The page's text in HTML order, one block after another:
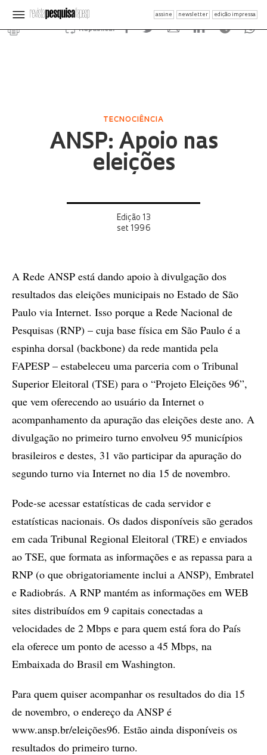
assine newsletter edição impressa
Republicar
TECNOCIÊNCIA
ANSP: Apoio nas
eleições
Edição 13
set 1996
A Rede ANSP está dando apoio à divulgação dos
resultados das eleições municipais no Estado de São
Paulo via Internet. Isso porque a Rede Nacional de
Pesquisas (RNP) – cuja base física em São Paulo é a
espinha dorsal (backbone) da rede mantida pela
FAPESP – estabeleceu uma parceria com o Tribunal
Superior Eleitoral (TSE) para o “Projeto Eleições 96”,
que vem oferecendo ao usuário da Internet o
acompanhamento da apuração das eleições deste ano. A
divulgação no primeiro turno envolveu 95 municípios
brasileiros e destes, 31 vão participar da apuração do
segundo turno via Internet no dia 15 de novembro.
Pode-se acessar estatísticas de cada servidor e
estatísticas nacionais. Os dados disponíveis são gerados
em cada Tribunal Regional Eleitoral (TRE) e enviados
ao TSE, que formata as informações e as repassa para a
RNP (o que obrigatoriamente inclui a ANSP), Embratel
e Radiobrás. A RNP mantém as informações em WEB
sites distribuídos em 9 capitais conectadas a
velocidades de 2 Mbps e para quem está fora do País
ela oferece um ponto de acesso a 45 Mbps, na
Embaixada do Brasil em Washington.
Para quem quiser acompanhar os resultados do dia 15
de novembro, o endereço da ANSP é
www.ansp.br/eleições96. Estão ainda disponíveis os
resultados do primeiro turno.